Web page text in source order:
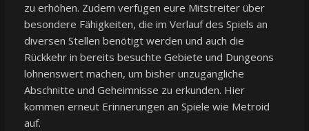
zu erhöhen. Zudem verfügen eure Mitstreiter über
besondere Fähigkeiten, die im Verlauf des Spiels an
diversen Stellen benötigt werden und auch die
Rückkehr in bereits besuchte Gebiete und Dungeons
lohnenswert machen, um bisher unzugängliche
Abschnitte und Geheimnisse zu erkunden. Hier
kommen erneut Erinnerungen an Spiele wie Metroid
auf.